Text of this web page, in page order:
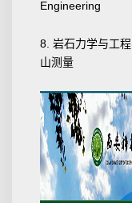
Engineering
8. 岩石力学与工
山测量